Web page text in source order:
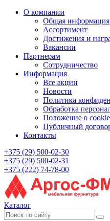
О компании
Общая информация
Ассортимент
Достижения и
Вакансии
Партнерам
Сотрудничество
Информация
Все акции
Новости
Политика
Обработка
Положение о
Публичный
Контакты
+375 (29) 500-02-30
+375 (29) 500-02-31
+375 (222) 74-78-00
Каталог